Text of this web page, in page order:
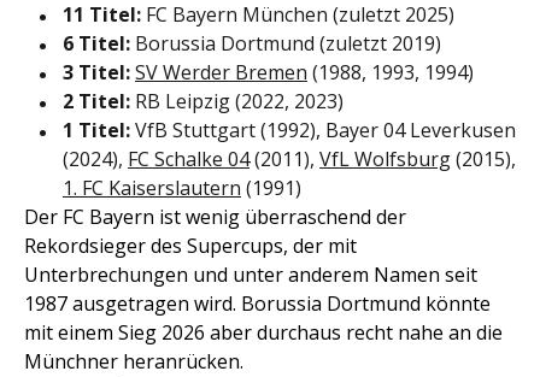
11 Titel: FC Bayern München (zuletzt 2025)
6 Titel: Borussia Dortmund (zuletzt 2019)
3 Titel:SV Werder Bremen (1988, 1993, 1994)
2 Titel: RB Leipzig (2022, 2023)
1 Titel:VfB Stuttgart (1992), Bayer 04 Leverkusen
(2024), FC Schalke 04(2011), VfL Wolfsburg(2015),
1. FC Kaiserslautern (1991)
Der FC Bayern ist wenig überraschend der
Rekordsieger des Supercups, der mit
Unterbrechungen und unter anderem Namen seit
1987 ausgetragen wird. Borussia Dortmund könnte
mit einem Sieg 2026 aber durchaus recht nahe an die
Münchner heranrücken.